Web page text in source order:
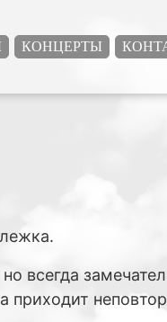
КОНЦЕРТЫ
всегда
приходит